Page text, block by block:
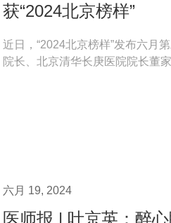
获“2024北京榜样”
近日，“2024北京榜样”发布六月
院长、北京清华长庚医院院长董
六月 19, 2024
医师报 | 叶京英：醉